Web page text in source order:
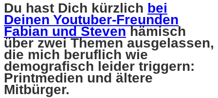
Du hast Dich kürzlich bei
Deinen Youtuber-Freunden
Fabian und Stevenhämisch
über zwei Themen ausgelassen,
die mich beruflich wie
demografisch leider triggern:
Printmedien und ältere
Mitbürger.